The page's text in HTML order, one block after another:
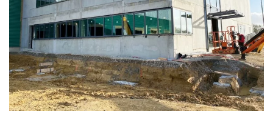
LE ROY LOGISTIQUE